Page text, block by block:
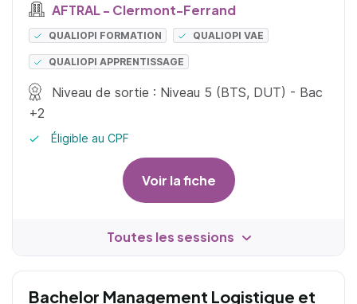
AFTRAL - Clermont-Ferrand
QUALIOPI FORMATION QUALIOPI VAE
QUALIOPI APPRENTISSAGE
Niveau de sortie : Niveau 5 (BTS, DUT) - Bac
+2
Éligible au CPF
Voir la fiche
Toutes les sessions
Bachelor Management Logistique et